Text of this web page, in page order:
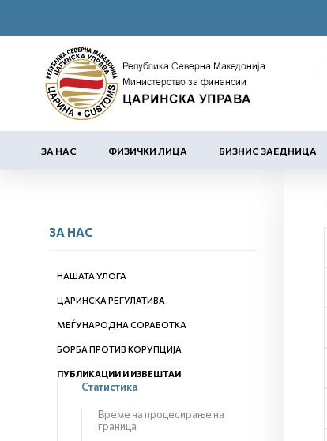
ЗА НАС ФИЗИЧКИ ЛИЦА БИЗНИС ЗАЕДНИЦА
ЗА НАС
НАШАТА УЛОГА
ЦАРИНСКА РЕГУЛАТИВА
МЕЃУНАРОДНА СОРАБОТКА
БОРБА ПРОТИВ КОРУПЦИЈА
ПУБЛИКАЦИИ И ИЗВЕШТАИ
Статистика
Време на процесирање на
граница